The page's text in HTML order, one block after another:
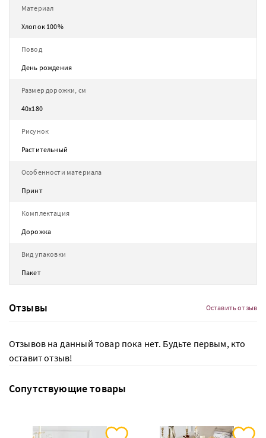
Материал
Хлопок 100%
Повод
День рождения
Размер дорожки, см
40х180
Рисунок
Растительный
Особенности материала
Принт
Комплектация
Дорожка
Вид упаковки
Пакет
Отзывы Оставить отзыв
Отзывов на данный товар пока нет. Будьте первым, кто
оставит отзыв!
Сопутствующие товары